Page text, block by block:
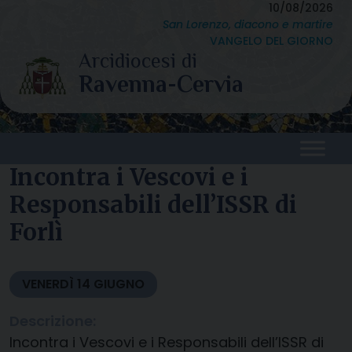
content
10/08/2026
San Lorenzo, diacono e martire
VANGELO DEL GIORNO
Incontra i Vescovi e i
Responsabili dell’ISSR di
Forlì
VENERDÌ 14 GIUGNO
Incontra i Vescovi e i Responsabili dell’ISSR di